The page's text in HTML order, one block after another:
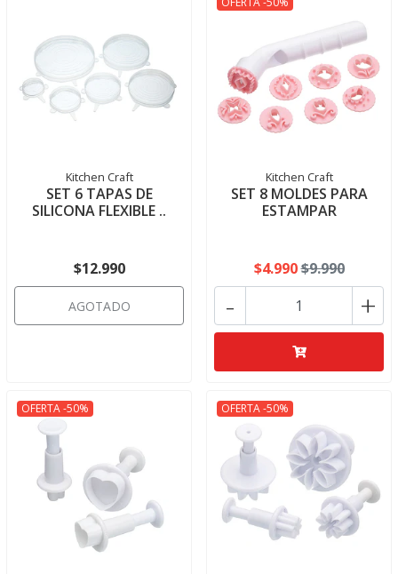
Kitchen Craft
SET 6 TAPAS DE
SILICONA FLEXIBLE ..
$12.990
AGOTADO
Kitchen Craft
SET 8 MOLDES PARA
ESTAMPAR
$4.990$9.990
+
-
OFERTA -50% OFERTA -50%